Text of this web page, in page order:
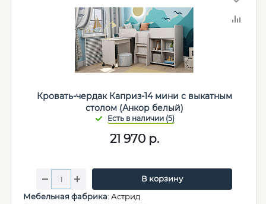
Кровать-чердак Каприз-14 мини с выкатным
столом (Анкор белый)
21 970р.
В корзину
Мебельная фабрика: Астрид